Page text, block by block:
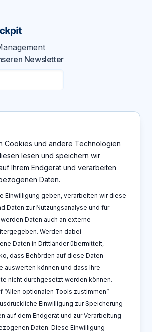
Newsletter
Cookies und andere Technologien
lesen und speichern wir
Ihrem Endgerät und verarbeiten
Daten.
Einwilligung geben, verarbeiten wir diese
Daten zur Nutzungsanalyse und für
Daten auch an externe
Werden dabei
Daten in Drittländer übermittelt,
dass Behörden auf diese Daten
auswerten können und dass Ihre
nicht durchgesetzt werden können.
“Allen optionalen Tools zustimmen”
Einwilligung zur Speicherung
auf dem Endgerät und zur Verarbeitung
Daten. Diese Einwilligung